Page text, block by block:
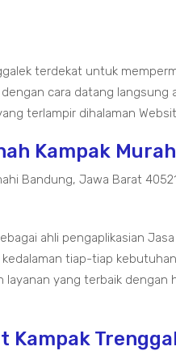
terdekat untuk
cara datang langsung
terlampir dihalaman
Kampak Murah
Bandung, Jawa Barat
ahli pengaplikasian
tiap-tiap
layanan yang terbaik dengan
Kampak